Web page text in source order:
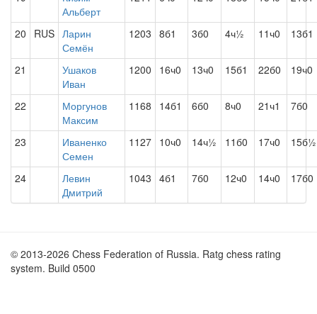
Альберт
20 RUS Ларин
Семён
1203 8б1 3б0 4ч½ 11ч0 13б1
21
Ушаков
Иван
1200 16ч0 13ч0 15б1 22б0 19ч0
22
Моргунов
Максим
1168 14б1 6б0 8ч0 21ч1 7б0
23
Иваненко
Семен
1127 10ч0 14ч½ 11б0 17ч0 15б½
24
Левин
Дмитрий
1043 4б1 7б0 12ч0 14ч0 17б0
© 2013-2026 Chess Federation of Russia. Ratg chess rating
system. Build 0500